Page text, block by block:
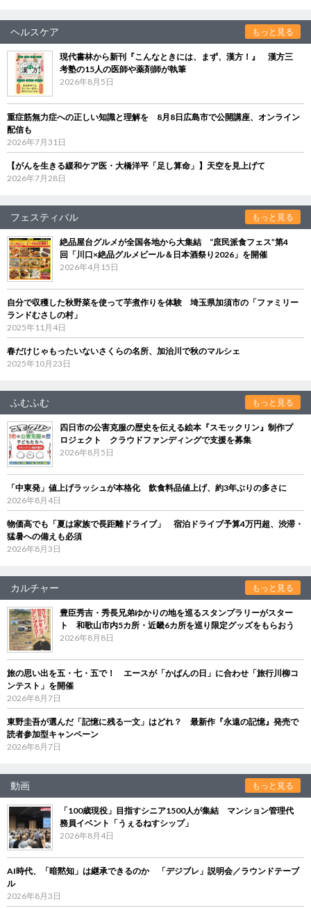
ヘルスケア もっと見る
現代書林から新刊『こんなときには、まず、漢方！』 漢方三
考塾の15人の医師や薬剤師が執筆
2026年8月5日
重症筋無力症への正しい知識と理解を 8月8日広島市で公開講座、オンライン
配信も
2026年7月31日
【がんを生きる緩和ケア医・大橋洋平「足し算命」】天空を見上げて
2026年7月28日
フェスティバル もっと見る
絶品屋台グルメが全国各地から大集結 “庶民派食フェス”第4
回「川口×絶品グルメビール＆日本酒祭り2026」を開催
2026年4月15日
自分で収穫した秋野菜を使って芋煮作りを体験 埼玉県加須市の「ファミリー
ランドむさしの村」
2025年11月4日
春だけじゃもったいないさくらの名所、加治川で秋のマルシェ
2025年10月23日
ふむふむ もっと見る
四日市の公害克服の歴史を伝える絵本『スモックリン』制作プ
ロジェクト クラウドファンディングで支援を募集
2026年8月5日
「中東発」値上げラッシュが本格化 飲食料品値上げ、約3年ぶりの多さに
2026年8月4日
物価高でも「夏は家族で長距離ドライブ」 宿泊ドライブ予算4万円超、渋滞・
猛暑への備えも必須
2026年8月3日
カルチャー もっと見る
豊臣秀吉・秀長兄弟ゆかりの地を巡るスタンプラリーがスター
ト 和歌山市内5カ所・近畿6カ所を巡り限定グッズをもらおう
2026年8月8日
旅の思い出を五・七・五で！ エースが「かばんの日」に合わせ「旅行川柳コ
ンテスト」を開催
2026年8月7日
東野圭吾が選んだ「記憶に残る一文」はどれ？ 最新作『永遠の記憶』発売で
読者参加型キャンペーン
2026年8月7日
動画 もっと見る
「100歳現役」目指すシニア1500人が集結 マンション管理代
務員イベント「うぇるねすシップ」
2026年8月4日
AI時代、「暗黙知」は継承できるのか 「デジブレ」説明会／ラウンドテーブ
ル
2026年8月3日